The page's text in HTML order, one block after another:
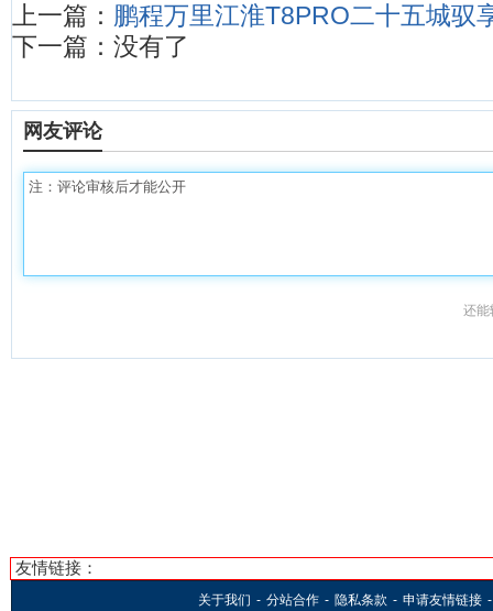
上一篇： 鹏程万里江淮T8PRO二十五城驭
下一篇：没有了
网友评论
还能
友情链接：
关于我们 - 分站合作 - 隐私条款 - 申请友情链接 -